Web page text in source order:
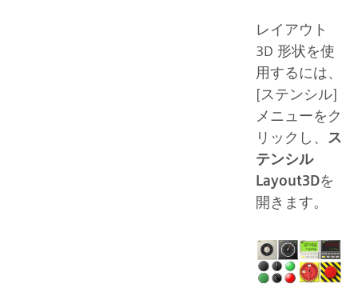
レイアウト
3D 形状を使
用するには、
[ステンシル]
メニューをク
リックし、 ス
テンシル
Layout3Dを
開きます。